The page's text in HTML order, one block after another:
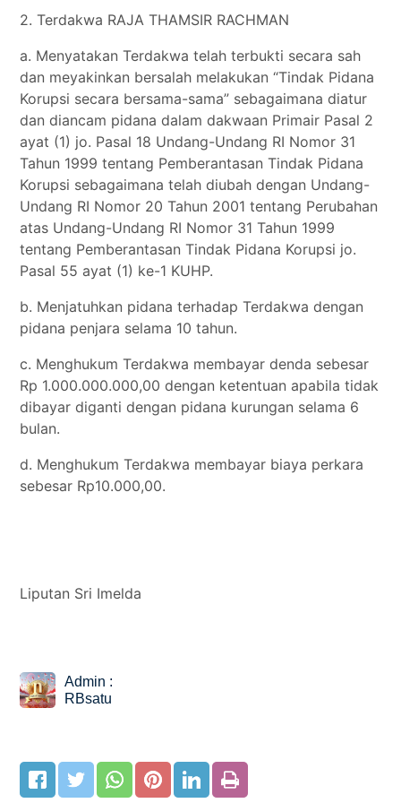
2. Terdakwa RAJA THAMSIR RACHMAN
a. Menyatakan Terdakwa telah terbukti secara sah
dan meyakinkan bersalah melakukan “Tindak Pidana
Korupsi secara bersama-sama” sebagaimana diatur
dan diancam pidana dalam dakwaan Primair Pasal 2
ayat (1) jo. Pasal 18 Undang-Undang RI Nomor 31
Tahun 1999 tentang Pemberantasan Tindak Pidana
Korupsi sebagaimana telah diubah dengan Undang-
Undang RI Nomor 20 Tahun 2001 tentang Perubahan
atas Undang-Undang RI Nomor 31 Tahun 1999
tentang Pemberantasan Tindak Pidana Korupsi jo.
Pasal 55 ayat (1) ke-1 KUHP.
b. Menjatuhkan pidana terhadap Terdakwa dengan
pidana penjara selama 10 tahun.
c. Menghukum Terdakwa membayar denda sebesar
Rp 1.000.000.000,00 dengan ketentuan apabila tidak
dibayar diganti dengan pidana kurungan selama 6
bulan.
d. Menghukum Terdakwa membayar biaya perkara
sebesar Rp10.000,00.
Liputan Sri Imelda
Admin :
RBsatu